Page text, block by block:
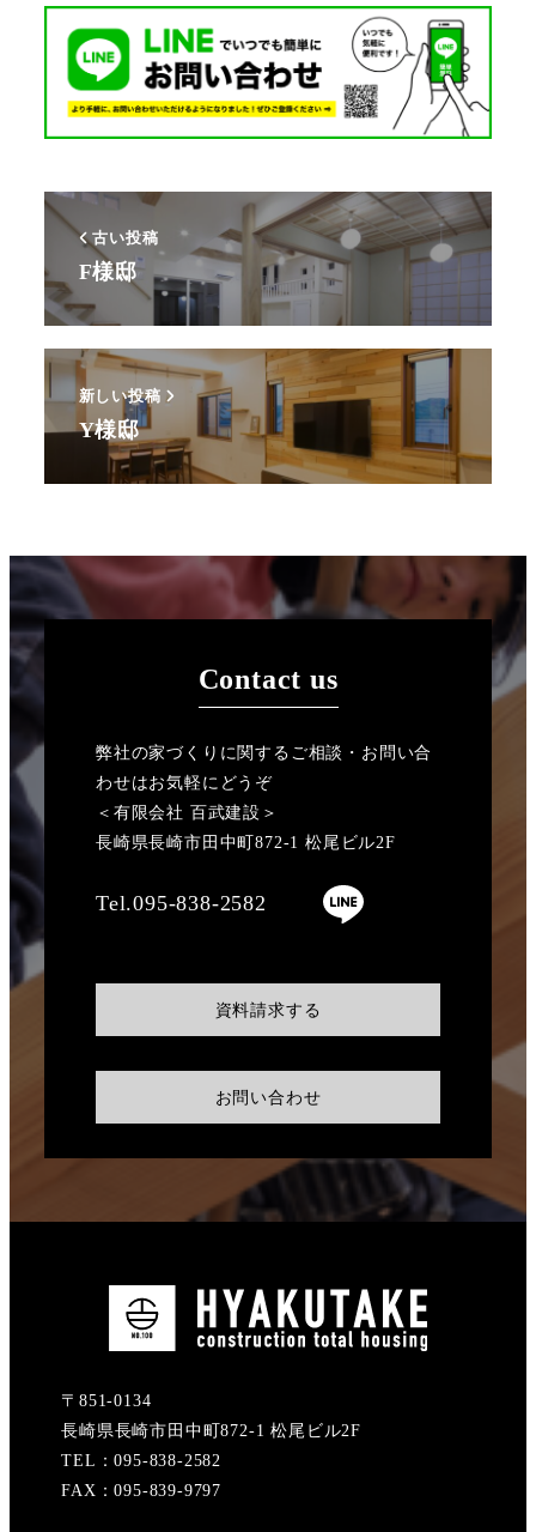
古い投稿
F様邸
新しい投稿
Y様邸
Contact us
弊社の家づくりに関するご相談・お問い合
わせはお気軽にどうぞ
＜有限会社 百武建設＞
長崎県長崎市田中町872-1 松尾ビル2F
Tel.095-838-2582
資料請求する
お問い合わせ
〒851-0134
長崎県長崎市田中町872-1 松尾ビル2F
TEL：095-838-2582
FAX：095-839-9797